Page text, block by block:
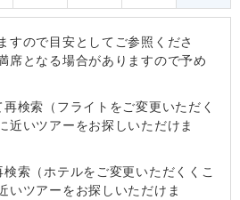
すので目安としてご参照くださ
席となる場合がありますので予め
検索（フライトをご変更いただく
近いツアーをお探しいただけま
索（ホテルをご変更いただくくこ
いツアーをお探しいただけま